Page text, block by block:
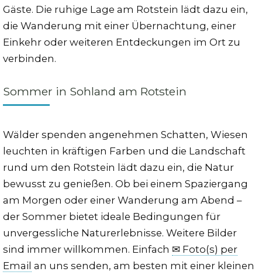
Gäste. Die ruhige Lage am Rotstein lädt dazu ein,
die Wanderung mit einer Übernachtung, einer
Einkehr oder weiteren Entdeckungen im Ort zu
verbinden.
Sommer in Sohland am Rotstein
Wälder spenden angenehmen Schatten, Wiesen
leuchten in kräftigen Farben und die Landschaft
rund um den Rotstein lädt dazu ein, die Natur
bewusst zu genießen. Ob bei einem Spaziergang
am Morgen oder einer Wanderung am Abend –
der Sommer bietet ideale Bedingungen für
unvergessliche Naturerlebnisse. Weitere Bilder
sind immer willkommen. Einfach ✉ Foto(s) per
Email an uns senden, am besten mit einer kleinen